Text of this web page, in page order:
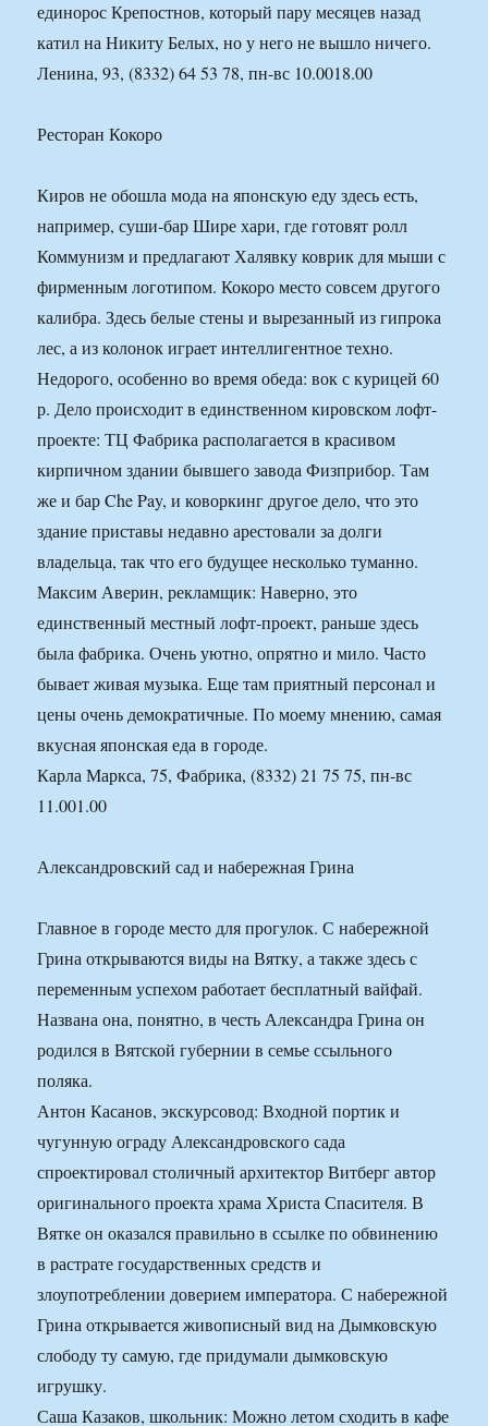
единорос Крепостнов, который пару месяцев назад
катил на Никиту Белых, но у него не вышло ничего.
Ленина, 93, (8332) 64 53 78, пн-вс 10.0018.00
Ресторан Кокоро
Киров не обошла мода на японскую еду здесь есть,
например, суши-бар Шире хари, где готовят ролл
Коммунизм и предлагают Халявку коврик для мыши с
фирменным логотипом. Кокоро место совсем другого
калибра. Здесь белые стены и вырезанный из гипрока
лес, а из колонок играет интеллигентное техно.
Недорого, особенно во время обеда: вок с курицей 60
р. Дело происходит в единственном кировском лофт-
проекте: ТЦ Фабрика располагается в красивом
кирпичном здании бывшего завода Физприбор. Там
же и бар Che Pay, и коворкинг другое дело, что это
здание приставы недавно арестовали за долги
владельца, так что его будущее несколько туманно.
Максим Аверин, рекламщик: Наверно, это
единственный местный лофт-проект, раньше здесь
была фабрика. Очень уютно, опрятно и мило. Часто
бывает живая музыка. Еще там приятный персонал и
цены очень демократичные. По моему мнению, самая
вкусная японская еда в городе.
Карла Маркса, 75, Фабрика, (8332) 21 75 75, пн-вс
11.001.00
Александровский сад и набережная Грина
Главное в городе место для прогулок. С набережной
Грина открываются виды на Вятку, а также здесь с
переменным успехом работает бесплатный вайфай.
Названа она, понятно, в честь Александра Грина он
родился в Вятской губернии в семье ссыльного
поляка.
Антон Касанов, экскурсовод: Входной портик и
чугунную ограду Александровского сада
спроектировал столичный архитектор Витберг автор
оригинального проекта храма Христа Спасителя. В
Вятке он оказался правильно в ссылке по обвинению
в растрате государственных средств и
злоупотреблении доверием императора. С набережной
Грина открывается живописный вид на Дымковскую
слободу ту самую, где придумали дымковскую
игрушку.
Саша Казаков, школьник: Можно летом сходить в кафе